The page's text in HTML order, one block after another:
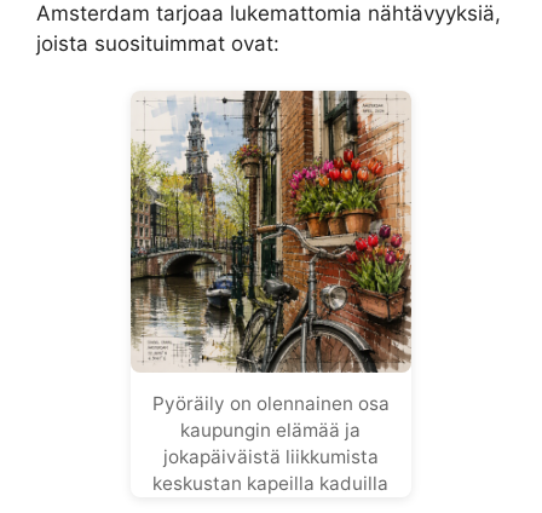
Amsterdam tarjoaa lukemattomia nähtävyyksiä,
joista suosituimmat ovat:
Pyöräily on olennainen osa
kaupungin elämää ja
jokapäiväistä liikkumista
keskustan kapeilla kaduilla